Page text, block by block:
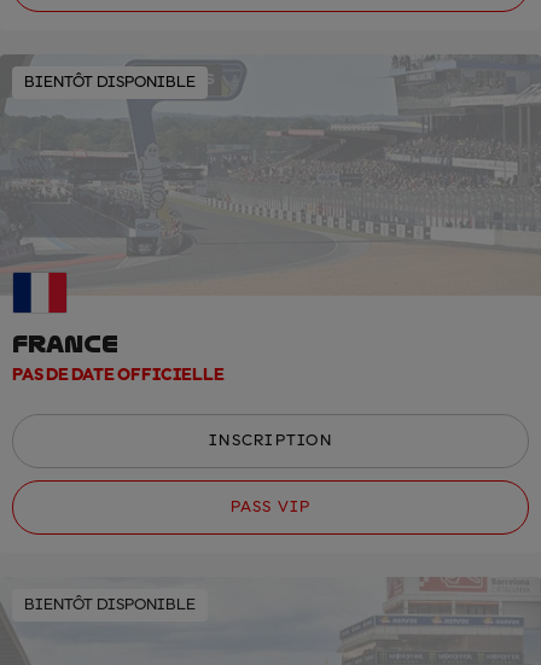
BIENTÔT DISPONIBLE
FRANCE
PAS DE DATE OFFICIELLE
INSCRIPTION
PASS VIP
BIENTÔT DISPONIBLE